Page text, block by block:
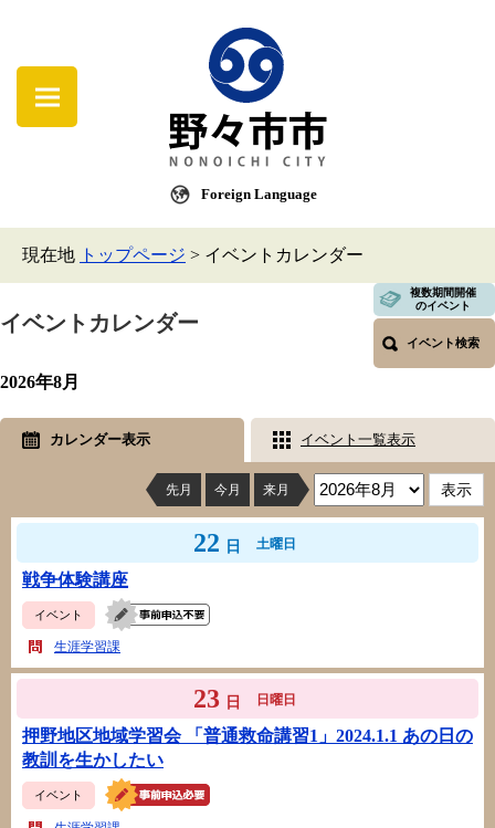
Foreign Language
現在地 トップページ > イベントカレンダー
イベントカレンダー
複数期間開催
のイベント
イベント検索
2026年8月
カレンダー表示 イベント一覧表示
先月 今月 来月
22 日 土曜日
戦争体験講座
イベント
生涯学習課
23 日 日曜日
押野地区地域学習会 「普通救命講習1」2024.1.1 あの日の
教訓を生かしたい
イベント